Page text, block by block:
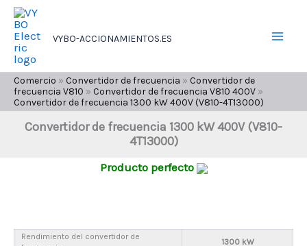
contenido
VYBO-ACCIONAMIENTOS.ES
Comercio » Convertidor de frecuencia » Convertidor de
frecuencia V810 » Convertidor de frecuencia V810 400V »
Convertidor de frecuencia 1300 kW 400V (V810-4T13000)
Convertidor de frecuencia 1300 kW 400V (V810-
4T13000)
Producto perfecto
Rendimiento del convertidor de
1300 kW